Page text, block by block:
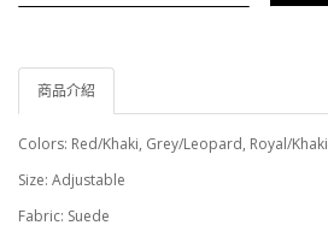
商品介紹
Colors: Red/Khaki, Grey/Leopard, Royal/Khaki
Size: Adjustable
Fabric: Suede